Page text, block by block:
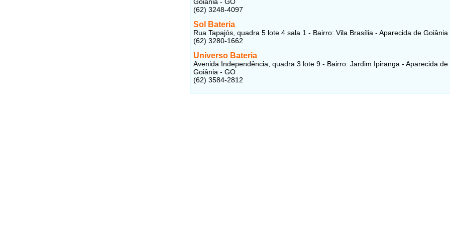
(62) 3248-4097
Sol Bateria
Rua Tapajós, quadra 5 lote 4 sala 1 - Bairro: Vila Brasília - Aparecida de Goiânia
(62) 3280-1662
Universo Bateria
Avenida Independência, quadra 3 lote 9 - Bairro: Jardim Ipiranga - Aparecida de
Goiânia - GO
(62) 3584-2812